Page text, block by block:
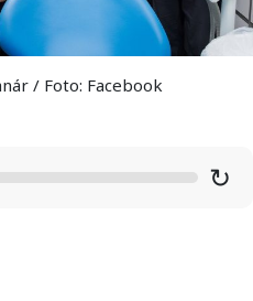
/ Foto: Facebook
↻